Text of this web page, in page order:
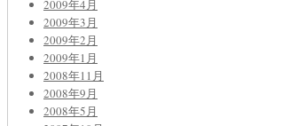
2009年4月
2009年3月
2009年2月
2009年1月
2008年11月
2008年9月
2008年5月